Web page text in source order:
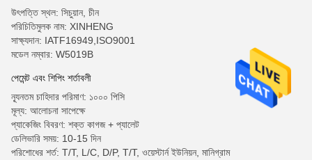
উৎপত্তি স্থল: সিচুয়ান, চীন
পরিচিতিমুলক নাম: XINHENG
সাক্ষ্যদান: IATF16949,ISO9001
মডেল নম্বার: W5019B
পেমেন্ট এবং শিপিং শর্তাবলী
ন্যূনতম চাহিদার পরিমাণ: ১০০০ পিসি
মূল্য: আলোচনা সাপেক্ষে
প্যাকেজিং বিবরণ: শক্ত কাগজ + প্যালেট
ডেলিভারি সময়: 10-15 দিন
পরিশোধের শর্ত: T/T, L/C, D/P, T/T, ওয়েস্টার্ন ইউনিয়ন, মানিগ্রাম